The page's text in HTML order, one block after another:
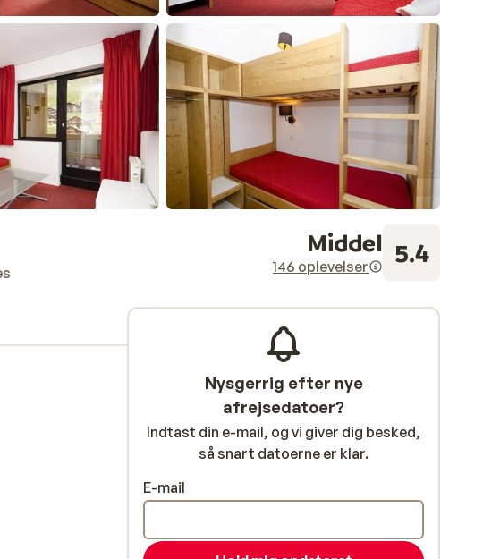
Middel
146 oplevelser 5.4
Nysgerrig efter nye
afrejsedatoer?
Indtast din e-mail, og vi giver dig besked,
så snart datoerne er klar.
E-mail